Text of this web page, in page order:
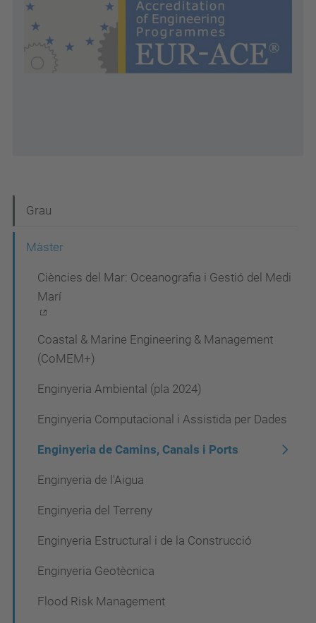
a
Grau
Màster
Ciències del Mar: Oceanografia i Gestió del Medi
Marí
Coastal & Marine Engineering & Management
(CoMEM+)
Enginyeria Ambiental (pla 2024)
Enginyeria Computacional i Assistida per Dades
Enginyeria de Camins, Canals i Ports
Enginyeria de l'Aigua
Enginyeria del Terreny
Enginyeria Estructural i de la Construcció
Enginyeria Geotècnica
Flood Risk Management